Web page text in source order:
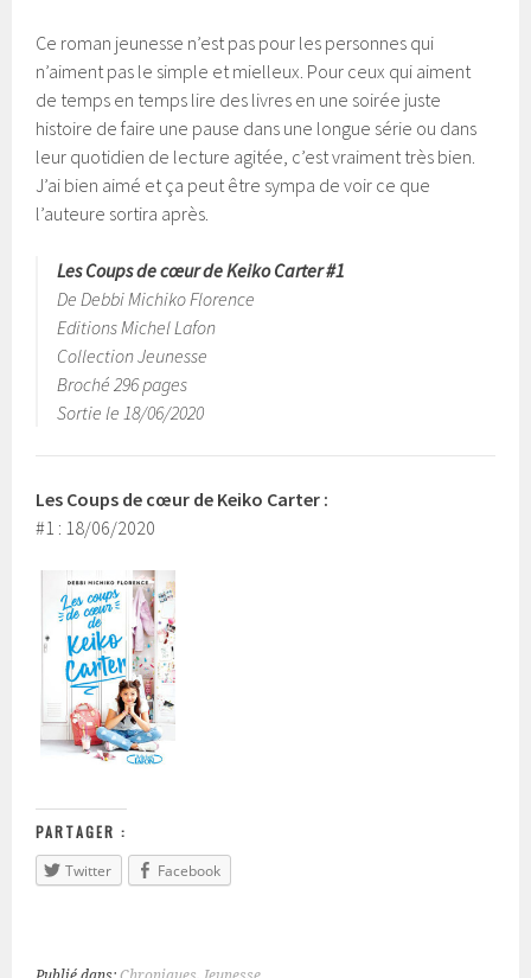
Ce roman jeunesse n’est pas pour les personnes qui
n’aiment pas le simple et mielleux. Pour ceux qui aiment
de temps en temps lire des livres en une soirée juste
histoire de faire une pause dans une longue série ou dans
leur quotidien de lecture agitée, c’est vraiment très bien.
J’ai bien aimé et ça peut être sympa de voir ce que
l’auteure sortira après.
Les Coups de cœur de Keiko Carter #1
De Debbi Michiko Florence
Editions Michel Lafon
Collection Jeunesse
Broché 296 pages
Sortie le 18/06/2020
Les Coups de cœur de Keiko Carter :
#1 : 18/06/2020
PARTAGER :
Twitter
Facebook